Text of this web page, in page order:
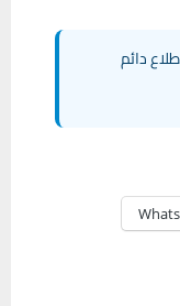
دائم